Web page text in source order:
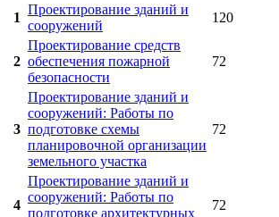
1
Проектирование зданий и
сооружений
120
2
Проектирование средств
обеспечения пожарной
безопасности
72
3
Проектирование зданий и
сооружений: Работы по
подготовке схемы
планировочной организации
земельного участка
72
4
Проектирование зданий и
сооружений: Работы по
подготовке архитектурных
72